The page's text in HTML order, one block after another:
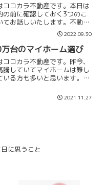
ココカラ不動産です。本日は
の前に確認しておく3つのこ
てお話しいたします。不動産
事項説明と売買契約が同日に
とが慣習となっています。業
ては契約日当日に大切な告知
様もいます。契...
2022.09.30
台のマイホーム選び
ココカラ不動産です。昨今、
騰していてマイホームは難し
いる方も多いと思います。首
ているそうです。平均年収が
と言われているなか、年収の
2021.11.27
に思うこと